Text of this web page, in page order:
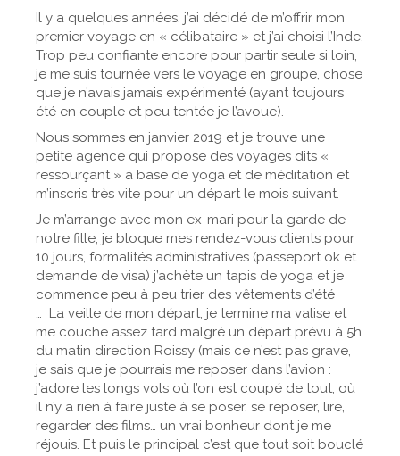
Il y a quelques années, j’ai décidé de m’offrir mon
premier voyage en « célibataire » et j’ai choisi l’Inde.
Trop peu confiante encore pour partir seule si loin,
je me suis tournée vers le voyage en groupe, chose
que je n’avais jamais expérimenté (ayant toujours
été en couple et peu tentée je l’avoue).
Nous sommes en janvier 2019 et je trouve une
petite agence qui propose des voyages dits «
ressourçant » à base de yoga et de méditation et
m’inscris très vite pour un départ le mois suivant.
Je m’arrange avec mon ex-mari pour la garde de
notre fille, je bloque mes rendez-vous clients pour
10 jours, formalités administratives (passeport ok et
demande de visa) j’achète un tapis de yoga et je
commence peu à peu trier des vêtements d’été
… La veille de mon départ, je termine ma valise et
me couche assez tard malgré un départ prévu à 5h
du matin direction Roissy (mais ce n’est pas grave,
je sais que je pourrais me reposer dans l’avion :
j’adore les longs vols où l’on est coupé de tout, où
il n’y a rien à faire juste à se poser, se reposer, lire,
regarder des films… un vrai bonheur dont je me
réjouis. Et puis le principal c’est que tout soit bouclé